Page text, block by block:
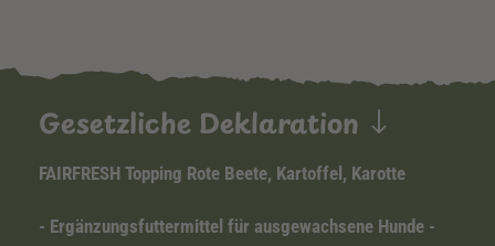
Gesetzliche Deklaration
FAIRFRESH Topping Rote Beete, Kartoffel, Karotte
- Ergänzungsfuttermittel für ausgewachsene Hunde -